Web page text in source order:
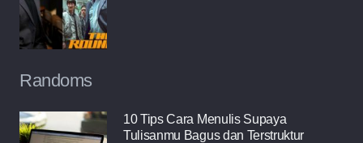
Randoms
10 Tips Cara Menulis Supaya
Tulisanmu Bagus dan Terstruktur